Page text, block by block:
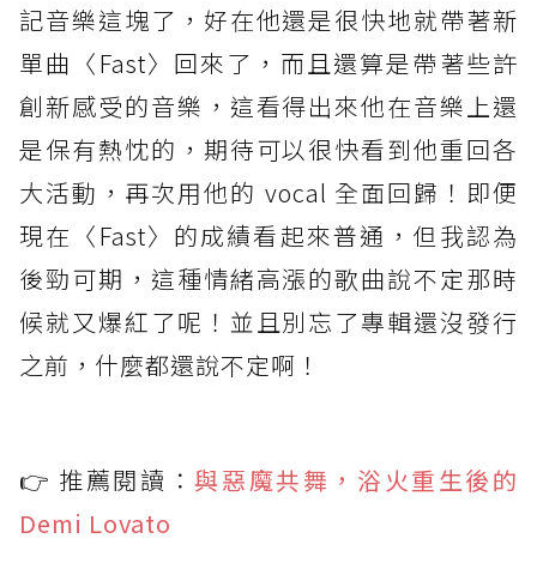
記音樂這塊了，好在他還是很快地就帶著新
單曲〈Fast〉回來了，而且還算是帶著些許
創新感受的音樂，這看得出來他在音樂上還
是保有熱忱的，期待可以很快看到他重回各
大活動，再次用他的 vocal 全面回歸！即便
現在〈Fast〉的成績看起來普通，但我認為
後勁可期，這種情緒高漲的歌曲說不定那時
候就又爆紅了呢！並且別忘了專輯還沒發行
之前，什麼都還說不定啊！
👉 推薦閱讀：與惡魔共舞，浴火重生後的
Demi Lovato